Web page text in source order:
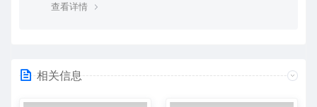
查看详情
相关信息